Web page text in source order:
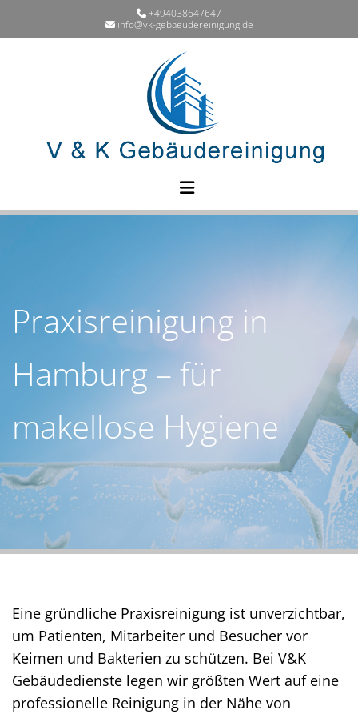
 +494038647647
 info@vk-gebaeudereinigung.de
Praxisreinigung in
Hamburg – für
makellose Hygiene
Eine gründliche Praxisreinigung ist unverzichtbar,
um Patienten, Mitarbeiter und Besucher vor
Keimen und Bakterien zu schützen. Bei V&K
Gebäudedienste legen wir größten Wert auf eine
professionelle Reinigung in der Nähe von